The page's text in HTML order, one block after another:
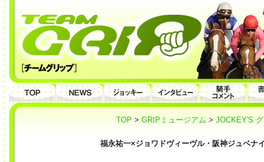
TOP > GRIPミュージアム > JOCKEY'S
福永祐一×ジョワドヴィーヴル・阪神ジュベナ